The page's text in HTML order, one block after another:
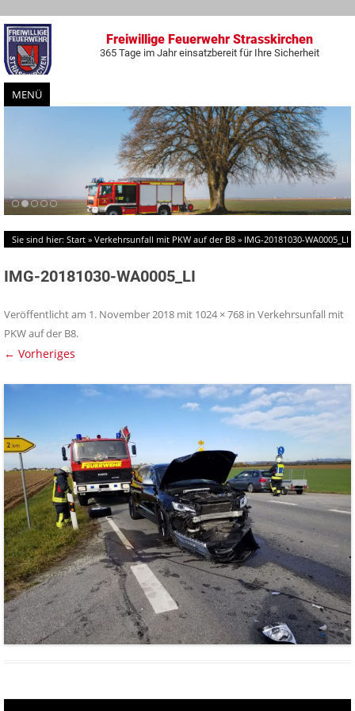
Freiwillige Feuerwehr Strasskirchen
365 Tage im Jahr einsatzbereit für Ihre Sicherheit
MENÜ
Zum
Inhalt
springen
Sie sind hier: Start » Verkehrsunfall mit PKW auf der B8 » IMG-20181030-WA0005_LI
IMG-20181030-WA0005_LI
Veröffentlicht am 1. November 2018 mit 1024 × 768 in Verkehrsunfall mit
PKW auf der B8.
← Vorheriges